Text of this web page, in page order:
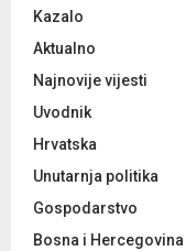
r
:
Kazalo
Aktualno
Najnovije vijesti
Uvodnik
Hrvatska
Unutarnja politika
Gospodarstvo
Bosna i Hercegovina